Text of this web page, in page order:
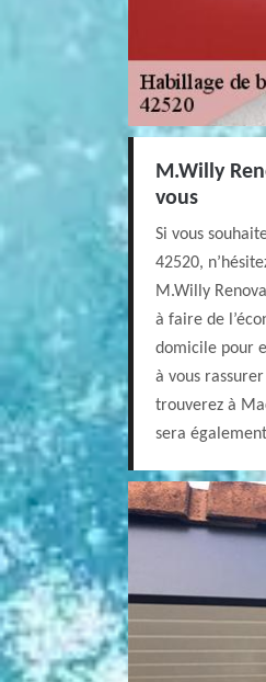
M.Willy
vous
Si vous
42520,
M.Willy
à faire de
domicile pour
à vous
trouverez à
sera